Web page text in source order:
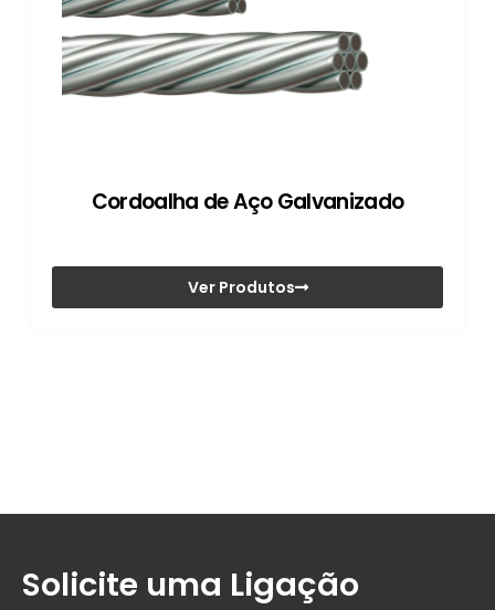
Cordoalha de Aço Galvanizado
Ver Produtos
Solicite uma Ligação